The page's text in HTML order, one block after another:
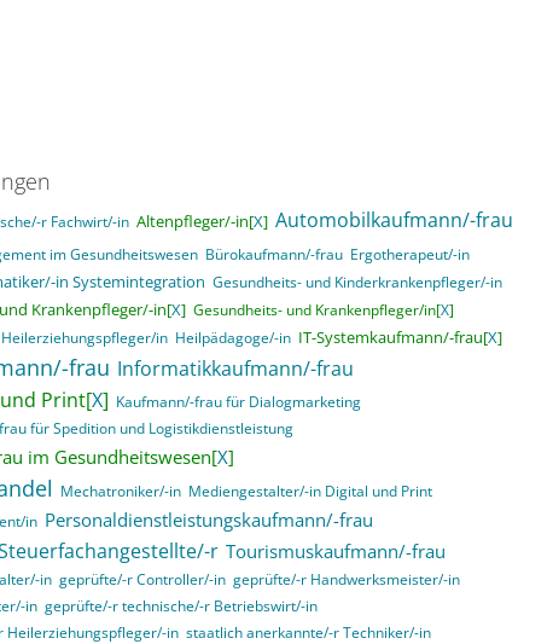
r Fachwirt/-in Altenpfleger/-in[X] Automobilkaufmann/-frau
im Gesundheitswesen Bürokaufmann/-frau Ergotherapeut/-in
in Systemintegration Gesundheits- und Kinderkrankenpfleger/-in
Krankenpfleger/-in[X] Gesundheits- und Krankenpfleger/in[X]
Heilerziehungspfleger/in Heilpädagoge/-in IT-Systemkaufmann/-frau[X]
frau Informatikkaufmann/-frau
Print[X] Kaufmann/-frau für Dialogmarketing
für Spedition und Logistikdienstleistung
im Gesundheitswesen[X]
Mechatroniker/-in Mediengestalter/-in Digital und Print
in Personaldienstleistungskaufmann/-frau
r Tourismuskaufmann/-frau
in geprüfte/-r Controller/-in geprüfte/-r Handwerksmeister/-in
in geprüfte/-r technische/-r Betriebswirt/-in
Heilerziehungspfleger/-in staatlich anerkannte/-r Techniker/-in